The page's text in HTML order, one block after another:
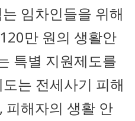
임차인들을 위해
만 원의 생활안
특별 지원제도를
는 전세사기 피해
피해자의 생활 안